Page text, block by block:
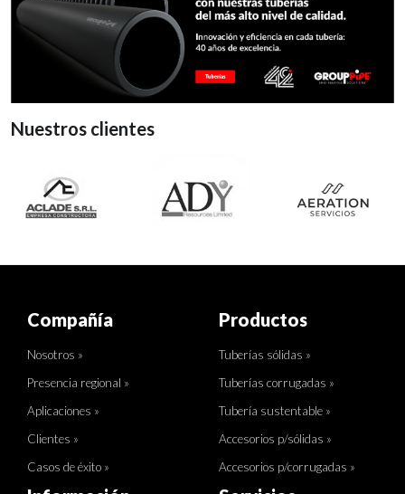
Nuestros clientes
Compañía
Nosotros »
Presencia regional »
Aplicaciones »
Clientes »
Casos de éxito »
Productos
Tuberías sólidas »
Tuberías corrugadas »
Tubería sustentable »
Accesorios p/sólidas »
Accesorios p/corrugadas »